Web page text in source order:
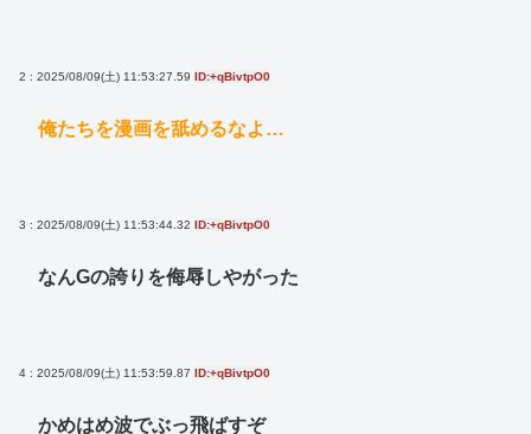
2 : 2025/08/09(土) 11:53:27.59 ID:+qBivtpO0
俺たちを漫画を舐めるなよ…
3 : 2025/08/09(土) 11:53:44.32 ID:+qBivtpO0
なんGの誇りを侮辱しやがった
4 : 2025/08/09(土) 11:53:59.87 ID:+qBivtpO0
かめはめ波でぶっ飛ばすぞ